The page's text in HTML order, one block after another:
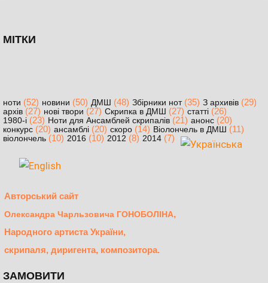
МІТКИ
ноти (52) новини (50) ДМШ (48) Збірники нот(35) З архивів (29)
архів (27) нові твори (27) Скрипка в ДМШ (27) статті (26)
1980-і (23) Ноти для Ансамблей скрипалів (21) анонс (20)
конкурс (20) ансамблі (20) скоро (14) Віолончель в ДМШ (11)
віолончель (10) 2016 (10) 2012 (8) 2014 (7)
Авторський сайт
Олександра Чарльзовича ГОНОБОЛІНА,
Народного артиста України,
скрипаля, диригента, композитора.
ЗАМОВИТИ